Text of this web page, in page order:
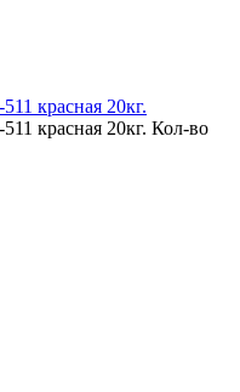
красная 20кг.
красная 20кг. Кол-во